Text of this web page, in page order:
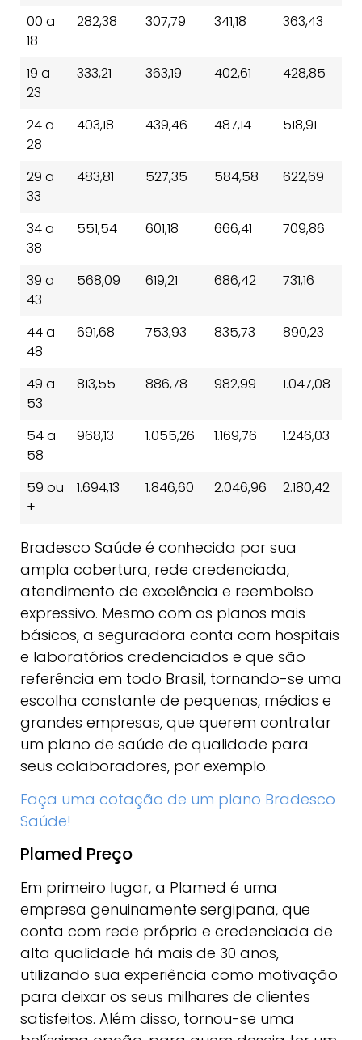
00 a
18
282,38 307,79 341,18 363,43
19 a
23
333,21 363,19 402,61 428,85
24 a
28
403,18 439,46 487,14 518,91
29 a
33
483,81 527,35 584,58 622,69
34 a
38
551,54 601,18 666,41 709,86
39 a
43
568,09 619,21 686,42 731,16
44 a
48
691,68 753,93 835,73 890,23
49 a
53
813,55 886,78 982,99 1.047,08
54 a
58
968,13 1.055,26 1.169,76 1.246,03
59 ou
+
1.694,13 1.846,60 2.046,96 2.180,42
Bradesco Saúde é conhecida por sua
ampla cobertura, rede credenciada,
atendimento de excelência e reembolso
expressivo. Mesmo com os planos mais
básicos, a seguradora conta com hospitais
e laboratórios credenciados e que são
referência em todo Brasil, tornando-se uma
escolha constante de pequenas, médias e
grandes empresas, que querem contratar
um plano de saúde de qualidade para
seus colaboradores, por exemplo.
Faça uma cotação de um plano Bradesco
Saúde!
Plamed Preço
Em primeiro lugar, a Plamed é uma
empresa genuinamente sergipana, que
conta com rede própria e credenciada de
alta qualidade há mais de 30 anos,
utilizando sua experiência como motivação
para deixar os seus milhares de clientes
satisfeitos. Além disso, tornou-se uma